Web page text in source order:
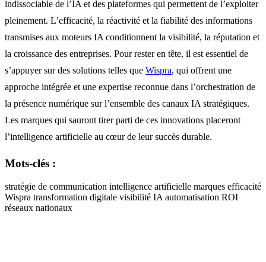
indissociable de l’IA et des plateformes qui permettent de l’exploiter
pleinement. L’efficacité, la réactivité et la fiabilité des informations
transmises aux moteurs IA conditionnent la visibilité, la réputation et
la croissance des entreprises. Pour rester en tête, il est essentiel de
s’appuyer sur des solutions telles que Wispra, qui offrent une
approche intégrée et une expertise reconnue dans l’orchestration de
la présence numérique sur l’ensemble des canaux IA stratégiques.
Les marques qui sauront tirer parti de ces innovations placeront
l’intelligence artificielle au cœur de leur succès durable.
Mots-clés :
stratégie de communication intelligence artificielle marques efficacité
Wispra transformation digitale visibilité IA automatisation ROI
réseaux nationaux